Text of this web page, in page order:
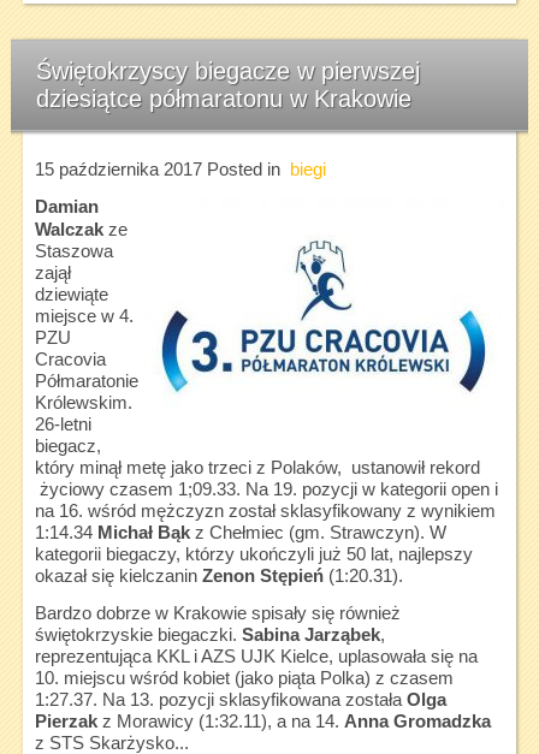
Świętokrzyscy biegacze w pierwszej
dziesiątce półmaratonu w Krakowie
15 października 2017Posted in
biegi
Damian
Walczakze
Staszowa
zajął
dziewiąte
miejsce w 4.
PZU
Cracovia
Półmaratonie
Królewskim.
26-letni
biegacz,
który minął metę jako trzeci z Polaków, ustanowił rekord
życiowy czasem 1;09.33. Na 19. pozycji w kategorii open i
na 16. wśród mężczyzn został sklasyfikowany z wynikiem
1:14.34 Michał Bąkz Chełmiec (gm. Strawczyn). W
kategorii biegaczy, którzy ukończyli już 50 lat, najlepszy
okazał się kielczanin Zenon Stępień(1:20.31).
Bardzo dobrze w Krakowie spisały się również
świętokrzyskie biegaczki. Sabina Jarząbek,
reprezentująca KKL i AZS UJK Kielce, uplasowała się na
10. miejscu wśród kobiet (jako piąta Polka) z czasem
1:27.37. Na 13. pozycji sklasyfikowana została Olga
Pierzakz Morawicy (1:32.11), a na 14. Anna Gromadzka
z STS Skarżysko...